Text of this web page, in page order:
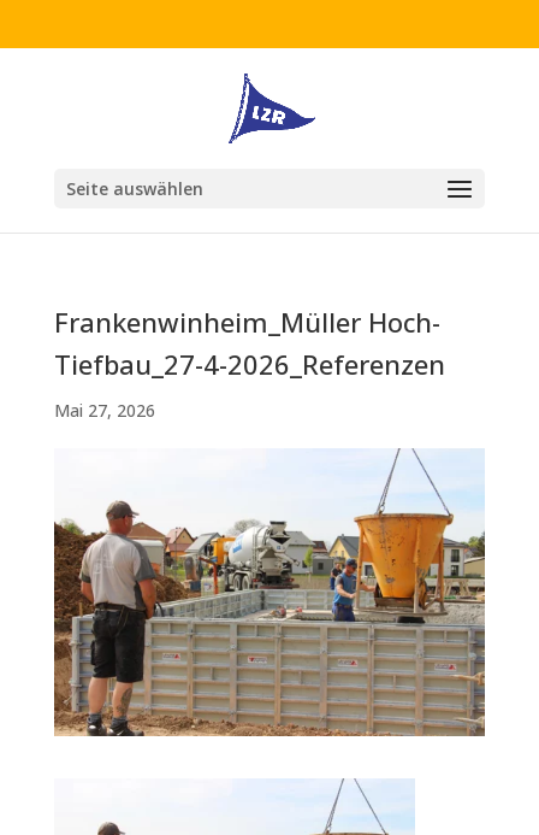
Seite auswählen
Frankenwinheim_Müller Hoch-
Tiefbau_27-4-2026_Referenzen
Mai 27, 2026